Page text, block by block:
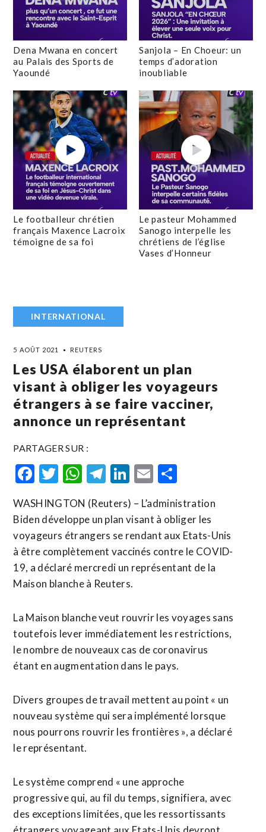
Dena Mwana en concert
au Palais des Sports de
Yaoundé
Sanjola – En Choeur: un
temps d’adoration
inoubliable
Le footballeur chrétien
français Maxence Lacroix
témoigne de sa foi
Le pasteur Mohammed
Sanogo interpelle les
chrétiens de l’église
Vases d’Honneur
INTERNATIONAL
5 AOÛT 2021 REUTERS
Les USA élaborent un plan
visant à obliger les voyageurs
étrangers à se faire vacciner,
annonce un représentant
PARTAGER SUR :
Facebook
Twitter
WhatsApp
Telegram
LinkedIn
Email
WASHINGTON (Reuters) – L’administration
Biden développe un plan visant à obliger les
voyageurs étrangers se rendant aux Etats-Unis
à être complètement vaccinés contre le COVID-
19, a déclaré mercredi un représentant de la
Maison blanche à Reuters.
La Maison blanche veut rouvrir les voyages sans
toutefois lever immédiatement les restrictions,
le nombre de nouveaux cas de coronavirus
étant en augmentation dans le pays.
Divers groupes de travail mettent au point « un
nouveau système qui sera implémenté lorsque
nous pourrons rouvrir les frontières », a déclaré
le représentant.
Le système comprend « une approche
progressive qui, au fil du temps, signifiera, avec
des exceptions limitées, que les ressortissants